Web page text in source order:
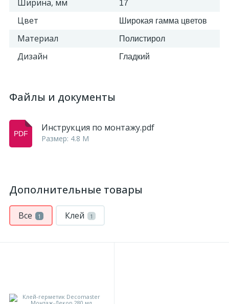
Ширина, мм 17
Цвет Широкая гамма цветов
Материал Полистирол
Дизайн Гладкий
Файлы и документы
Инструкция по монтажу.pdf
Размер: 4.8 M
Дополнительные товары
Все 1 Клей 1